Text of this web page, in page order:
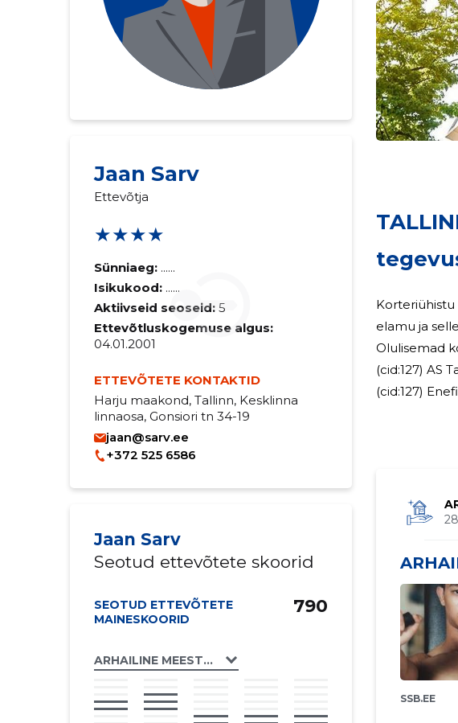
Jaan Sarv
Ettevõtja
★★★★
Sünniaeg: ......
Isikukood: ......
Aktiivseid seoseid: 5
Ettevõtluskogemuse algus:
04.01.2001
ETTEVÕTETE KONTAKTID
Harju maakond, Tallinn, Kesklinna
linnaosa, Gonsiori tn 34-19
jaan@sarv.ee
+372 525 6586
Jaan Sarv
Seotud ettevõtete skoorid
SEOTUD ETTEVÕTETE
MAINESKOORID
ARHAILINE MEESTELAUL MTÜ
790
elamu ja
Olulisemad
(cid:127) AS
(cid:127)
SSB.EE
Sinu kommentaar